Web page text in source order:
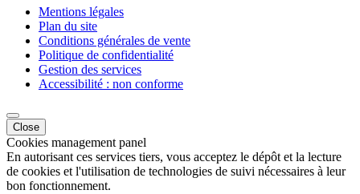
Mentions légales
Plan du site
Conditions générales de vente
Politique de confidentialité
Gestion des services
Accessibilité : non conforme
Close
Cookies management panel
En autorisant ces services tiers, vous acceptez le dépôt et la lecture
de cookies et l'utilisation de technologies de suivi nécessaires à leur
bon fonctionnement.